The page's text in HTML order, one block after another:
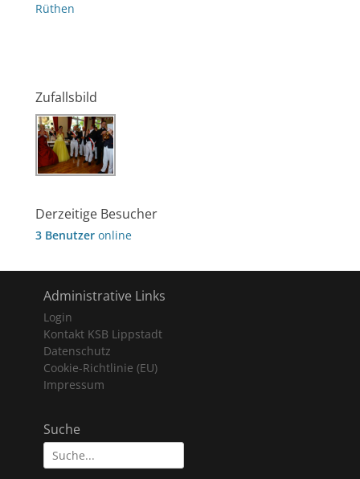
Rüthen
Zufallsbild
Derzeitige Besucher
3 Benutzer online
Administrative Links
Login
Kontakt KSB Lippstadt
Datenschutz
Cookie-Richtlinie (EU)
Impressum
Suche
Suche
nach: